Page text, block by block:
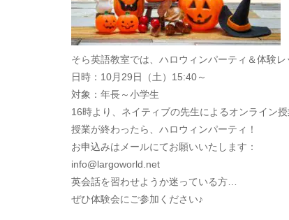
そら英語教室では、ハロウィンパーティ＆体験レ
日時：10月29日（土）15:40～
対象：年長～小学生
16時より、ネイティブの先生によるオンライン
授業が終わったら、ハロウィンパーティ！
お申込みはメールにてお願いいたします：
info@largoworld.net
英会話を習わせようか迷っている方…
ぜひ体験会にご参加ください♪